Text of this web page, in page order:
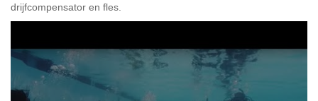
drijfcompensator en fles.